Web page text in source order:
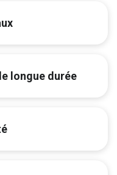
longue durée